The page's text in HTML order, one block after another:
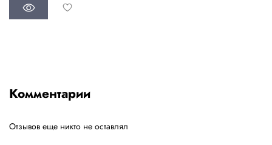
Комментарии
Отзывов еще никто не оставлял